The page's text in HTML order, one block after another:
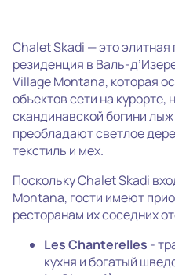
Chalet Skadi — это элитная
резиденция в Валь-
Village Montana, которая
объектов сети на курорте,
скандинавской богини
преобладают светлое
текстиль и мех.
Поскольку Chalet Skadi
Montana, гости имеют
ресторанам их соседних
Les Chanterelles -
кухня и богатый